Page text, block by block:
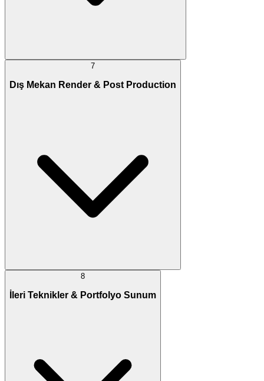
7
Dış Mekan Render & Post Production
8
İleri Teknikler & Portfolyo Sunum